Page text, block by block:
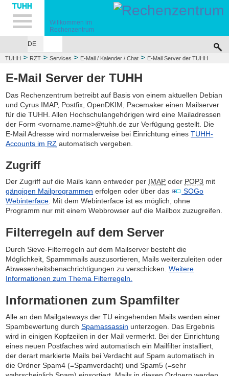
Hauptnavigation
Unternavigation
Inhalt
Suche
Willkommen im
Rechenzentrum
DE
TUHH > RZT > Services > E-Mail / Kalender / Chat > E-Mail Server der TUHH
E-Mail Server der TUHH
Das Rechenzentrum betreibt auf Basis von einem aktuellen Debian
und Cyrus IMAP, Postfix, OpenDKIM, Pacemaker einen Mailserver
für die TUHH. Allen Hochschulangehörigen wird eine Mailadressen
der Form <vorname.name>@tuhh.de zur Verfügung gestellt. Die
E-Mail Adresse wird normalerweise bei Einrichtung einesTUHH-
Accounts im RZ automatisch vergeben.
Zugriff
Der Zugriff auf die Mails kann entweder per IMAP oder POP3 mit
gängigen Mailprogrammen erfolgen oder über das
SOGo
Webinterface . Mit dem Webinterface ist es möglich, ohne
Programm nur mit einem Webbrowser auf die Mailbox zuzugreifen.
Filterregeln auf dem Server
Durch Sieve-Filterregeln auf dem Mailserver besteht die
Möglichkeit, Spammmails auszusortieren, Mails weiterzuleiten oder
Abwesenheitsbenachrichtigungen zu verschicken.Weitere
Informationen zum Thema Filterregeln.
Informationen zum Spamfilter
Alle an den Mailgateways der TU eingehenden Mails werden einer
Spambewertung durchSpamassassin unterzogen. Das Ergebnis
wird in einigen Kopfzeilen in der Mail vermerkt. Bei der Einrichtung
eines neuen Postfaches wird automatisch ein Mailfilter installiert,
der derart markierte Mails bei Verdacht auf Spam automatisch in
die Ordner Spam4 (=Spamverdacht) und Spam5 (=sehr